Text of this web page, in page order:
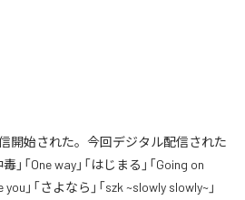
信開始された。今回デジタル配信された
」「One way」「はじまる」「Going on
」「さよなら」「szk ~slowly slowly~」